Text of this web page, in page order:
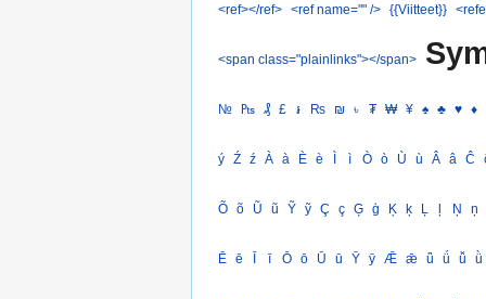
<ref></ref> <ref name="" /> {{Viitteet}}
<span class="plainlinks"></span>
№ ₧ ₰ £ ៛ ₨ ₪ ৳ ₮ ₩ ¥ ♠ ♣ ♥ ♦
ý Ź ź À à È è Ì ì Ò ò Ù ù Â â Ĉ
Õ õ Ũ ũ Ỹ ỹ Ç ç Ģ ģ Ķ ķ Ļ ļ Ņ ņ
Ē ē Ī ī Ō ō Ū ū Ȳ ȳ Ǣ ǣ ǖ ǘ ǚ ǜ